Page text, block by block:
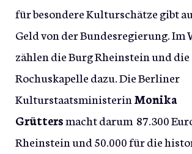
für besondere Kulturschätze gibt
Geld von der Bundesregierung. Im
zählen die Burg Rheinstein und die
Rochuskapelle dazu. Die Berliner
Kulturstaatsministerin Monika
Grüttersmacht darum 87.300
Rheinstein und 50.000 für die